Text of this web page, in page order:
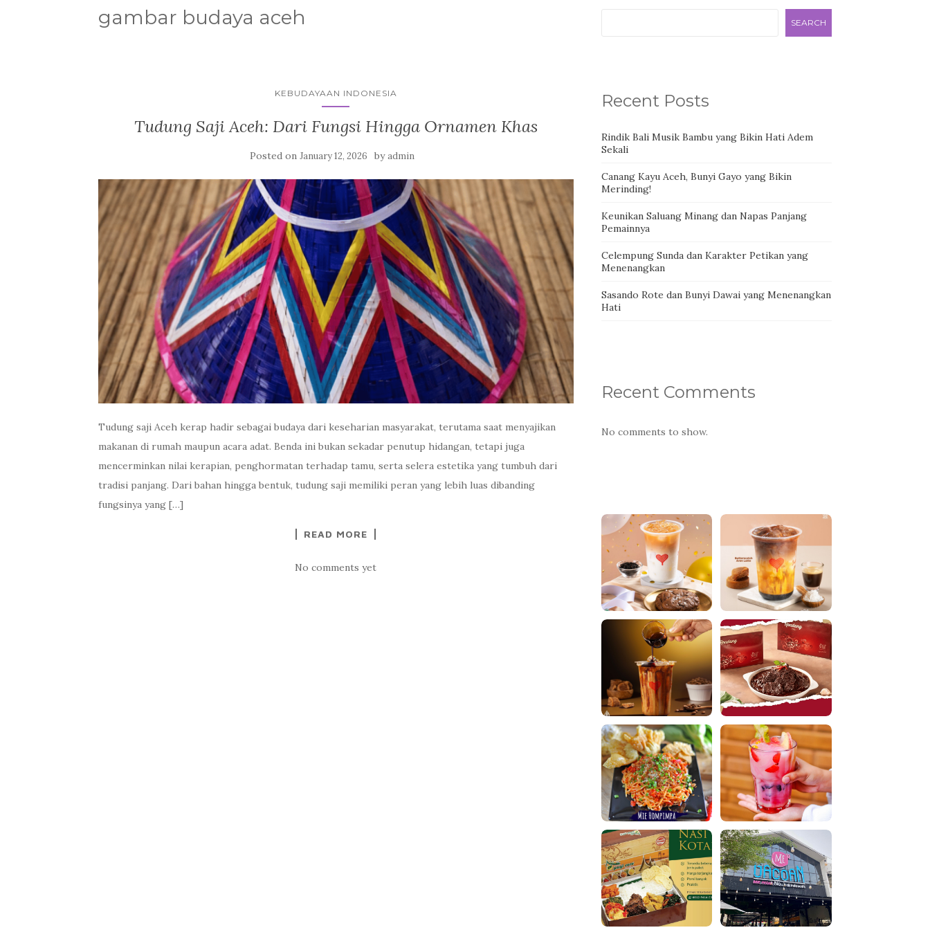
gambar budaya aceh
KEBUDAYAAN INDONESIA
Tudung Saji Aceh: Dari Fungsi Hingga Ornamen Khas
Posted onJanuary 12, 2026 byadmin
Tudung saji Aceh kerap hadir sebagai budaya dari keseharian masyarakat, terutama saat menyajikan
makanan di rumah maupun acara adat. Benda ini bukan sekadar penutup hidangan, tetapi juga
mencerminkan nilai kerapian, penghormatan terhadap tamu, serta selera estetika yang tumbuh dari
tradisi panjang. Dari bahan hingga bentuk, tudung saji memiliki peran yang lebih luas dibanding
fungsinya yang […]
READ MORE
No comments yet
SEARCH
Recent Posts
Rindik Bali Musik Bambu yang Bikin Hati Adem
Sekali
Canang Kayu Aceh, Bunyi Gayo yang Bikin
Merinding!
Keunikan Saluang Minang dan Napas Panjang
Pemainnya
Celempung Sunda dan Karakter Petikan yang
Menenangkan
Sasando Rote dan Bunyi Dawai yang Menenangkan
Hati
Recent Comments
No comments to show.